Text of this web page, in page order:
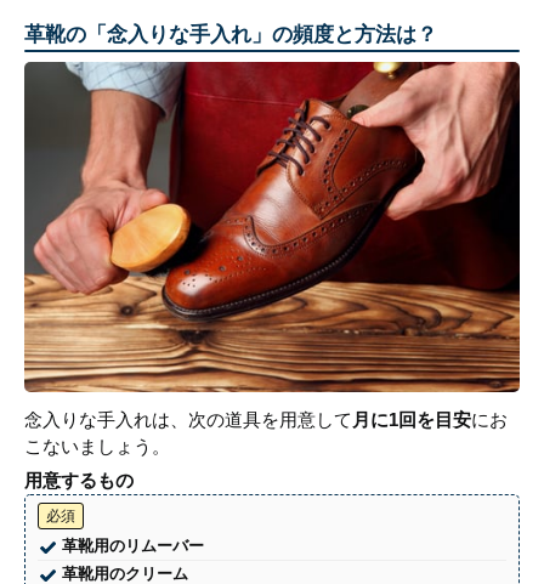
革靴の「念入りな手入れ」の頻度と方法は？
念入りな手入れは、次の道具を用意して 月に1回を目安にお
こないましょう。
用意するもの
必須
革靴用のリムーバー
革靴用のクリーム